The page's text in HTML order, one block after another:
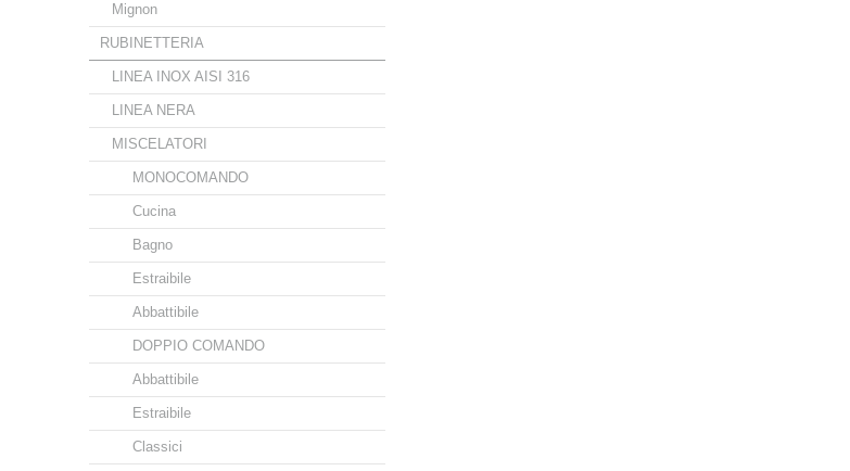
Mignon
RUBINETTERIA
LINEA INOX AISI 316
LINEA NERA
MISCELATORI
MONOCOMANDO
Cucina
Bagno
Estraibile
Abbattibile
DOPPIO COMANDO
Abbattibile
Estraibile
Classici